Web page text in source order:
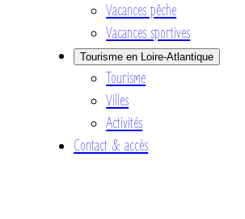
Vacances pêche
Vacances sportives
Tourisme en Loire-Atlantique
Tourisme
Villes
Activités
Contact & accès